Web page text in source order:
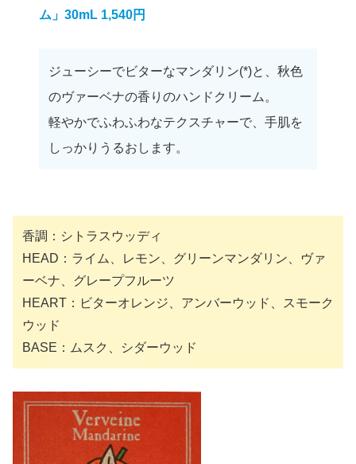
ム」30mL 1,540円
ジューシーでビターなマンダリン(*)と、秋色
のヴァーベナの香りのハンドクリーム。
軽やかでふわふわなテクスチャーで、手肌を
しっかりうるおします。
香調：シトラスウッディ
HEAD：ライム、レモン、グリーンマンダリン、ヴァ
ーベナ、グレープフルーツ
HEART：ビターオレンジ、アンバーウッド、スモーク
ウッド
BASE：ムスク、シダーウッド